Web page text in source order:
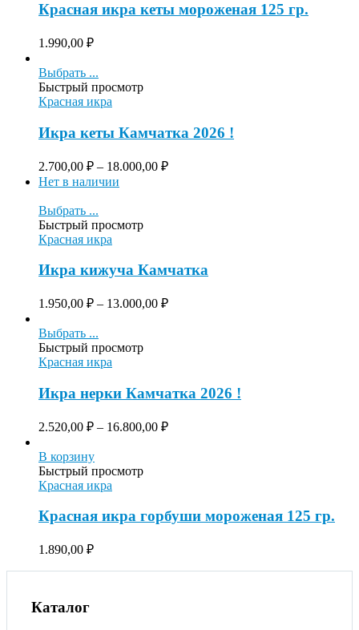
Красная икра кеты мороженая 125 гр.
1.990,00 ₽
Выбрать ...
Быстрый просмотр
Красная икра
Икра кеты Камчатка 2026 !
2.700,00 ₽ – 18.000,00 ₽
Нет в наличии
Выбрать ...
Быстрый просмотр
Красная икра
Икра кижуча Камчатка
1.950,00 ₽ – 13.000,00 ₽
Выбрать ...
Быстрый просмотр
Красная икра
Икра нерки Камчатка 2026 !
2.520,00 ₽ – 16.800,00 ₽
В корзину
Быстрый просмотр
Красная икра
Красная икра горбуши мороженая 125 гр.
1.890,00 ₽
Каталог